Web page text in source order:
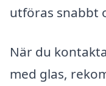
utföras snabbt
När du
med glas,